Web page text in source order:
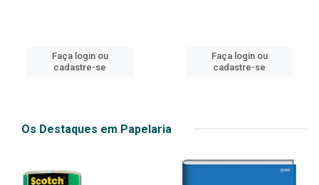
Faça login ou
cadastre-se
Faça login ou
cadastre-se
Os Destaques em Papelaria